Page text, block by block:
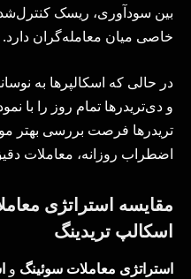
بین سودآوری، ریسک
خاصی میان معامله‌گران دارد.
در حالی که اسکالپرها به
و دی‌تریدرها تمام روز را با
تریدرها فرصت بررسی بهتر
اضطراب روزانه، معاملات
مقایسه استراتژی
اسکالپ تریدینگ
استراتژی معاملات سوئینگ و